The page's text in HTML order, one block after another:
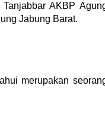
AKBP
Jabung Barat.
merupakan